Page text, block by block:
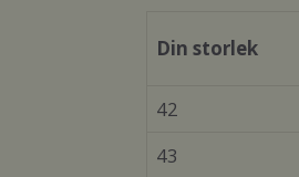
Din storlek
42
43